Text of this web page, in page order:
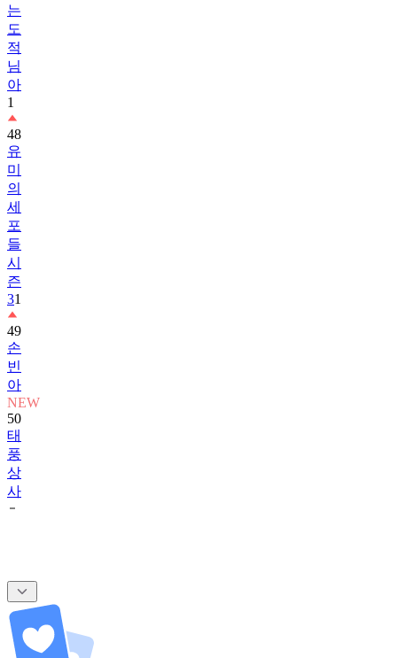
는
도
적
님
아
1
48
유
미
의
세
포
들
시
즌
31
49
손
빈
아
NEW
50
태
풍
상
사